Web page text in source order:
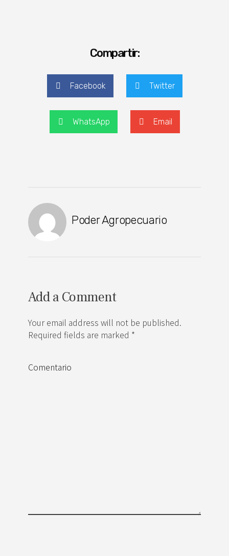
Compartir:
Facebook Twitter
WhatsApp Email
Poder Agropecuario
Add a Comment
Your email address will not be published.
Required fields are marked *
Comentario